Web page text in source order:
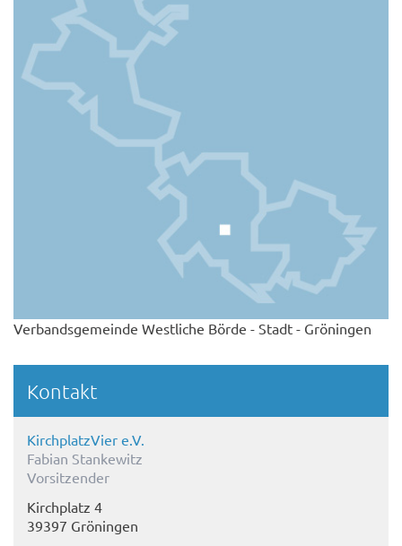
Verbandsgemeinde Westliche Börde - Stadt - Gröningen
Kontakt
KirchplatzVier e.V.
Fabian Stankewitz
Vorsitzender
Kirchplatz 4
39397 Gröningen